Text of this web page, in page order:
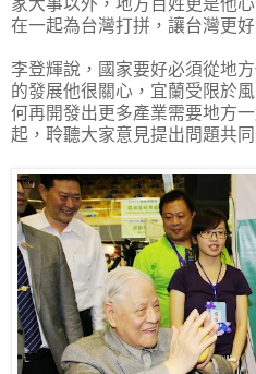
在一起為台灣打拼，讓台灣更好
李登輝說，國家要好必須從地
的發展他很關心，宜蘭受限於
何再開發出更多產業需要地方
起，聆聽大家意見提出問題共同